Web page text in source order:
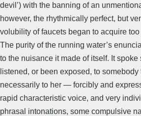
devil’) with the banning of an
however, the rhythmically perfect, but
volubility of faucets began to acquire
The purity of the running water’s
to the nuisance it made of itself. It spoke
listened, or been exposed, to
necessarily to her — forcibly and
rapid characteristic voice, and very
phrasal intonations, some compulsive